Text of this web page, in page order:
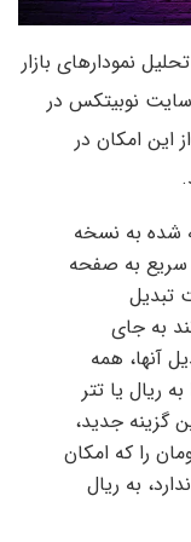
نمودارهای بازار
نوبیتکس در
این امکان در
شده به نسخه
سریع به صفحه
تبدیل
به جای
آنها، همه
ریال یا تتر
گزینه جدید،
کمتر از ۳۰۰ هزار تومان را که امکان
به ریال